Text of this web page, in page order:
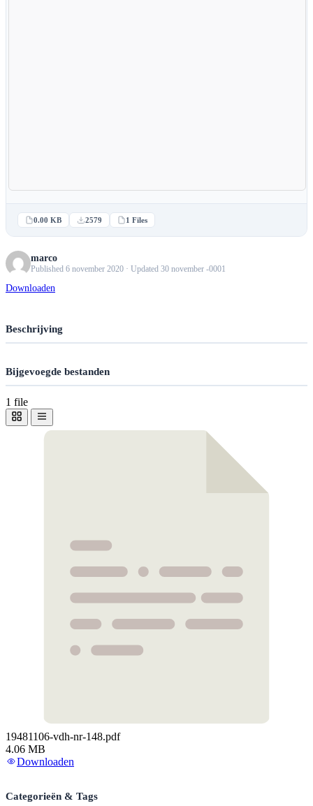
0.00 KB 2579 1 Files
marco
Published 6 november 2020 · Updated 30 november -0001
Downloaden
Beschrijving
Bijgevoegde bestanden
1 file
19481106-vdh-nr-148.pdf
4.06 MB
Downloaden
Categorieën & Tags